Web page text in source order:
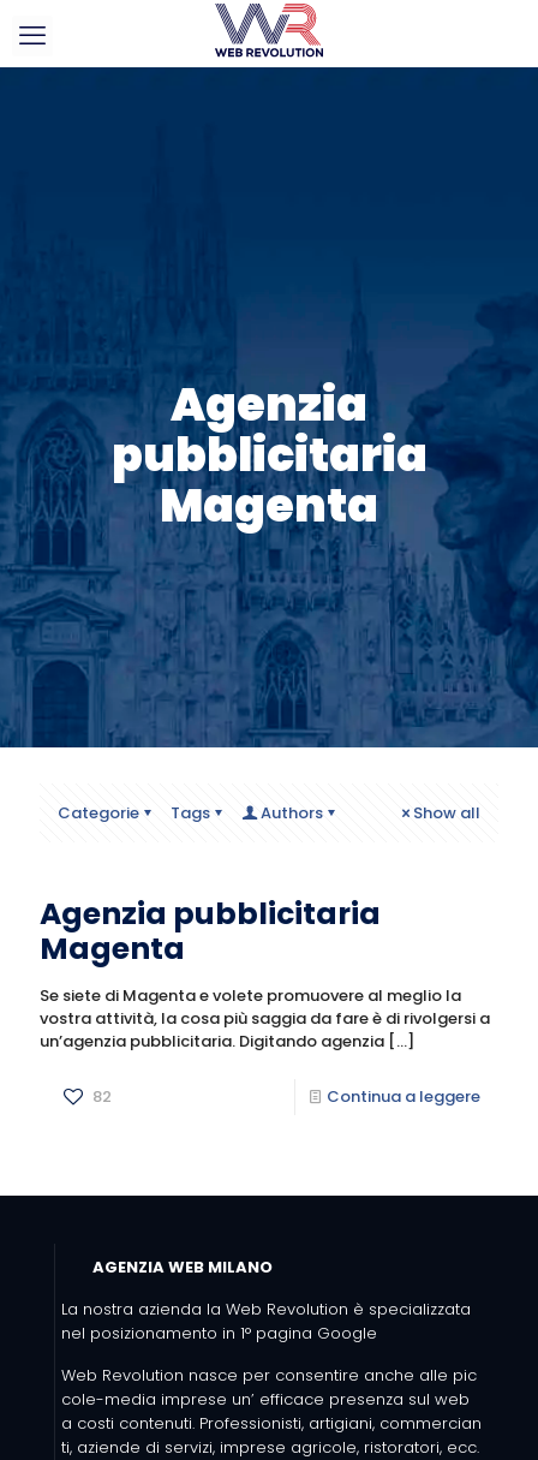
Agenzia
pubblicitaria
Magenta
Categorie Tags Authors Show all
Agenzia pubblicitaria
Magenta
Se siete di Magenta e volete promuovere al meglio la
vostra attività, la cosa più saggia da fare è di rivolgersi a
un’agenzia pubblicitaria. Digitando agenzia […]
82 Continua a leggere
AGENZIA WEB MILANO
La nostra azienda la Web Revolution è specializzata
nel posizionamento in 1° pagina Google
Web Revolution nasce per consentire anche alle pic
cole-media imprese un’ efficace presenza sul web
a costi contenuti. Professionisti, artigiani, commercian
ti, aziende di servizi, imprese agricole, ristoratori, ecc.